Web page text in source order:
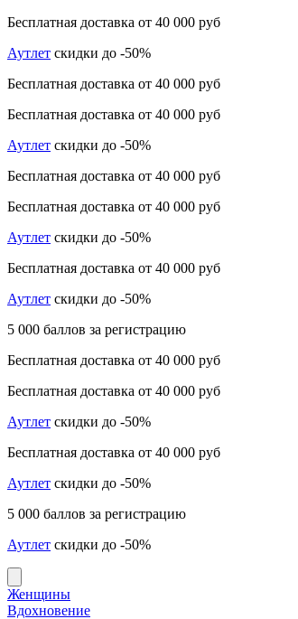
Бесплатная доставка от 40 000 руб
Аутлет скидки до -50%
Бесплатная доставка от 40 000 руб
Бесплатная доставка от 40 000 руб
Аутлет скидки до -50%
Бесплатная доставка от 40 000 руб
Бесплатная доставка от 40 000 руб
Аутлет скидки до -50%
Бесплатная доставка от 40 000 руб
Аутлет скидки до -50%
5 000 баллов за регистрацию
Бесплатная доставка от 40 000 руб
Бесплатная доставка от 40 000 руб
Аутлет скидки до -50%
Бесплатная доставка от 40 000 руб
Аутлет скидки до -50%
5 000 баллов за регистрацию
Аутлет скидки до -50%
Женщины
Вдохновение